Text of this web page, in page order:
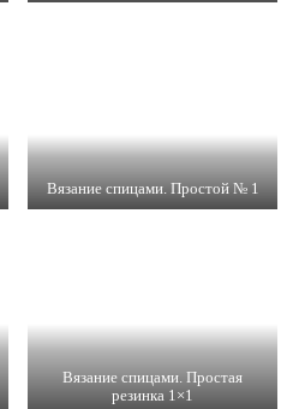
Вязание спицами. Простой № 1
Вязание спицами. Простая
резинка 1×1